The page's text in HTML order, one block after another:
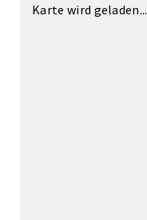
Karte wird geladen...